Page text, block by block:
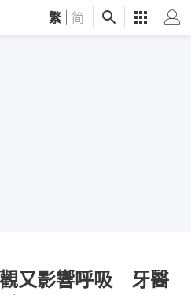
繁 简
又影響呼吸 牙醫